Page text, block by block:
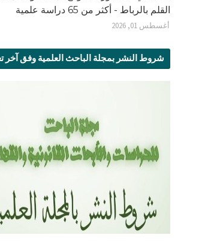
القلم بالرباط - أكثر من 65 دراسة علمية
أغسطس 01, 2026
شروط النشر بمجلة الباحث العلمية وفق آخر